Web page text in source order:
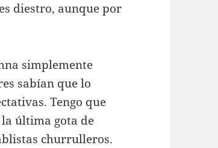
diestro, aunque por
simplemente
sabían que lo
Tengo que
última gota de
churrulleros.